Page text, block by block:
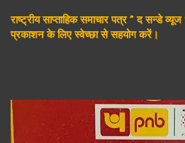
राष्ट्रीय साप्ताहिक समाचार पत्र ” द सन्डे
प्रकाशन के लिए स्वेच्छा से सहयोग करें।